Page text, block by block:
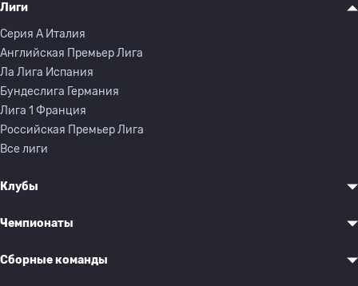
Лиги
Серия A Италия
Английская Премьер Лига
Ла Лига Испания
Бундеслига Германия
Лига 1 Франция
Российская Премьер Лига
Все лиги
Клубы
Чемпионаты
Сборные команды